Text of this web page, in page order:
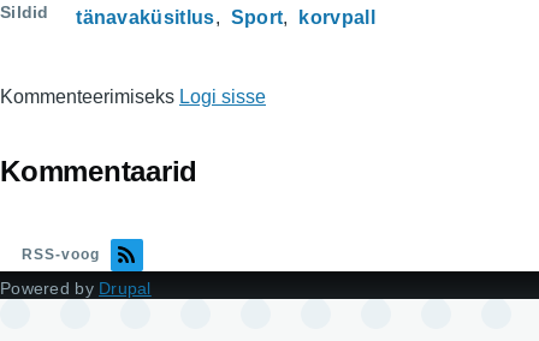
Sildid tänavaküsitlus Sport korvpall
Kommenteerimiseks Logi sisse
Kommentaarid
RSS-voog
Powered by Drupal